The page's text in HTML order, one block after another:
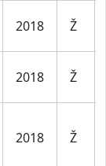
2018 Ž
2018 Ž
2018 Ž